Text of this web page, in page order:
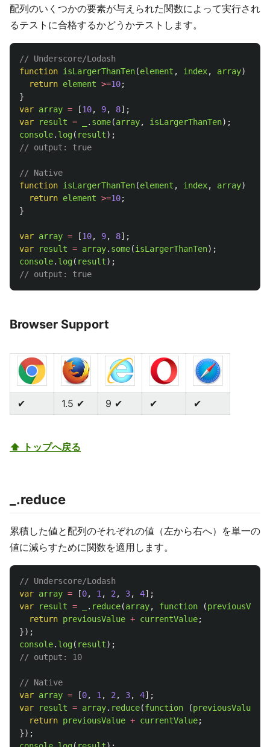
配列のいくつかの要素が与えられた関数によって実行され
るテストに合格するかどうかテストします。
// Underscore/Lodash
function isLargerThanTen(element , index, array)
return element >=10;
}
var array = [10, 9, 8];
var
result = . some(array, isLargerThanTen);
console. log( result);
// output: true
// Native
function isLargerThanTen(element , index, array)
return element >=10;
}
var array = [10, 9, 8];
var
result = array. some(isLargerThanTen);
console. log( result);
// output: true
Browser Support
✔ 1.5 ✔ 9 ✔ ✔ ✔
⬆ トップへ戻る
_.reduce
累積した値と配列のそれぞれの値（左から右へ）を単一の
値に減らすために関数を適用します。
// Underscore/Lodash
var array = [0, 1 , 2 , 3, 4];
var
result = . reduce(array, function (previousValue
return previousValue + currentValue;
});
console. log( result);
// output: 10
// Native
var array = [0, 1 , 2 , 3, 4];
var
result = array. reduce(function (previousValue
return previousValue + currentValue;
});